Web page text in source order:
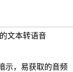
文本转语音
，易获取的音频